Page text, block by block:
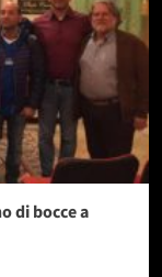
di bocce a